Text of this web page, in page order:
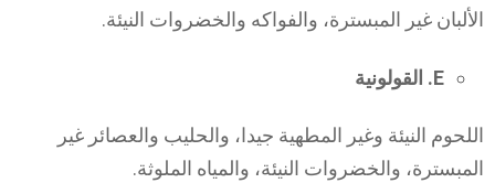
الألبان غير المبسترة، والفواكه والخضروات النيئة.
E. القولونية
اللحوم النيئة وغير المطهية جيدا، والحليب والعصائر غير
المبسترة، والخضروات النيئة، والمياه الملوثة.